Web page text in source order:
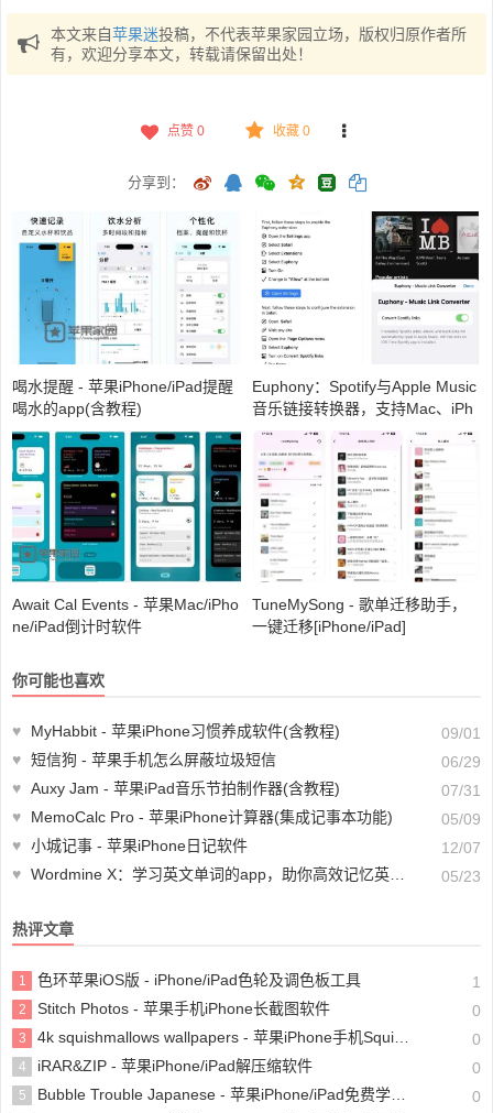
本文来自苹果迷投稿，不代表苹果家园立场，版权归原作者所
有，欢迎分享本文，转载请保留出处！
点赞 0 收藏 0
分享到：
喝水提醒 - 苹果iPhone/iPad提醒
喝水的app(含教程)
Euphony：Spotify与Apple Music
音乐链接转换器，支持Mac、iPh
one、iPad
Await Cal Events - 苹果Mac/iPho
ne/iPad倒计时软件
TuneMySong - 歌单迁移助手，
一键迁移[iPhone/iPad]
你可能也喜欢
♥ MyHabbit - 苹果iPhone习惯养成软件(含教程)
09/01
♥ 短信狗 - 苹果手机怎么屏蔽垃圾短信
06/29
♥ Auxy Jam - 苹果iPad音乐节拍制作器(含教程)
07/31
♥
MemoCalc Pro - 苹果iPhone计算器(集成记事本功能)
05/09
♥ 小城记事 - 苹果iPhone日记软件
12/07
♥ Wordmine X：学习英文单词的app，助你高效记忆英文单词[iPhone/iPad限免] 05/23
热评文章
1 色环苹果iOS版 - iPhone/iPad色轮及调色板工具 1
2 Stitch Photos - 苹果手机iPhone长截图软件 0
3 4k squishmallows wallpapers - 苹果iPhone手机Squishmallows壁纸软件(含教程) 0
4 iRAR&ZIP - 苹果iPhone/iPad解压缩软件 0
5 Bubble Trouble Japanese - 苹果iPhone/iPad免费学习日语软件 0